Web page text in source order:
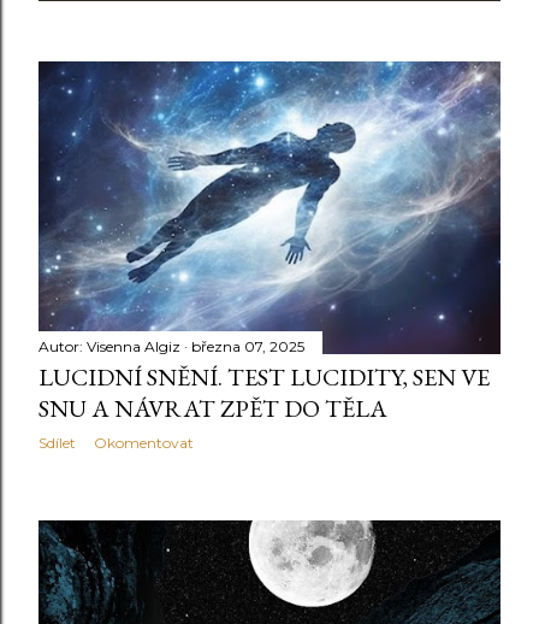
í
s
p
ě
v
k
y
Autor: Visenna Algiz března 07, 2025
LUCIDNÍ SNĚNÍ. TEST LUCIDITY, SEN VE
SNU A NÁVRAT ZPĚT DO TĚLA
Sdílet Okomentovat